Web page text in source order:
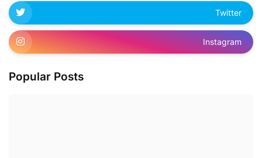
Twitter
Instagram
Popular Posts